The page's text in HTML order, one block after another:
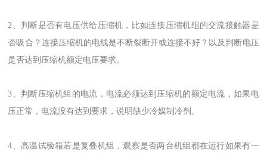
2、判断是否有电压供给压缩机，比如连接压缩机组的交流接触器是
否吸合？连接压缩机的电线是不断裂断开或连接不好？以及判断电压
是否达到压缩机额定电压要求。
3、判断压缩机组的电流，电流必须达到压缩机的额定电流，如果电
压正常，电流没有达到要求，说明缺少冷媒制冷剂。
4、高温试验箱若是复叠机组，观察是否两台机组都在运行如果有一